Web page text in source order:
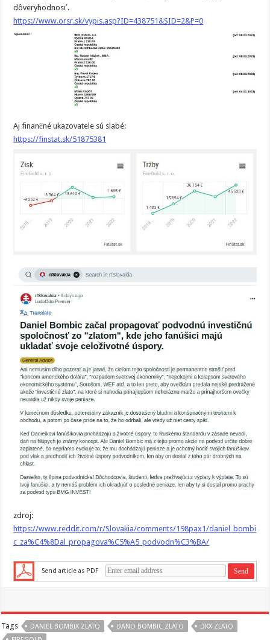
dôveryhodnosť.
https://www.orsr.sk/vypis.asp?ID=438751&SID=2&P=0
Aj finančné ukazovatele sú slabé:
https://finstat.sk/51875381
zdroj:
https://www.reddit.com/r/Slovakia/comments/198pax1/daniel_bombi
c_za%C4%8Dal_propagova%C5%A5_podvodn%C3%BA/
Send article as PDF
Tags DANIEL BOMBIX ZLATO DANO BOMBIC ZLATO
DKX ZLATO